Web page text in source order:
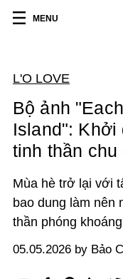
MENU
L'O LOVE
Bộ ảnh
Island": Khởi
tinh thần chu
Mùa hè trở lại với
bao dung làm nên
thần phóng
05.05.2026 by Bảo